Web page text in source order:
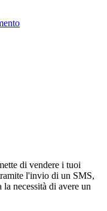
di vendere i tuoi
l'invio di un SMS,
la necessità di avere un